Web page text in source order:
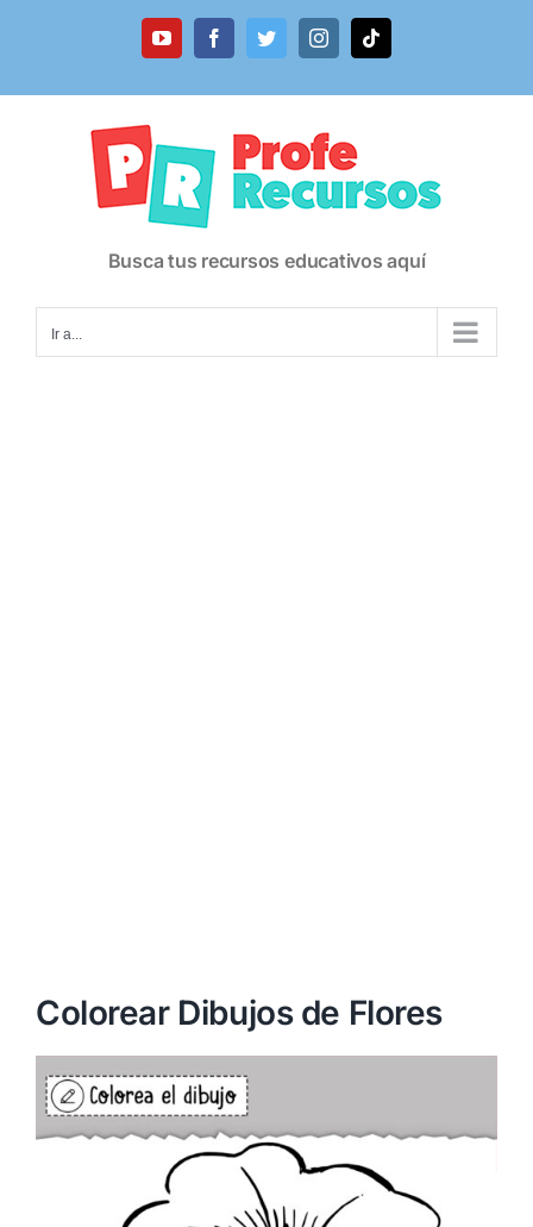
YouTubeFacebookTwitterInstagramTiktok
Busca tus recursos educativos aquí
Ir a...
Colorear Dibujos de Flores